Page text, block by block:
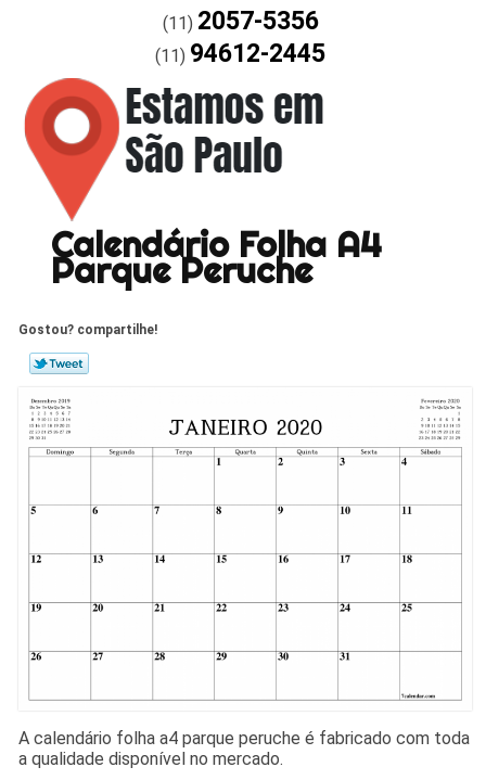
(11) 2057-5356
(11) 94612-2445
Calendário Folha A4
Parque Peruche
Gostou? compartilhe!
A calendário folha a4 parque peruche é fabricado com toda
a qualidade disponível no mercado.